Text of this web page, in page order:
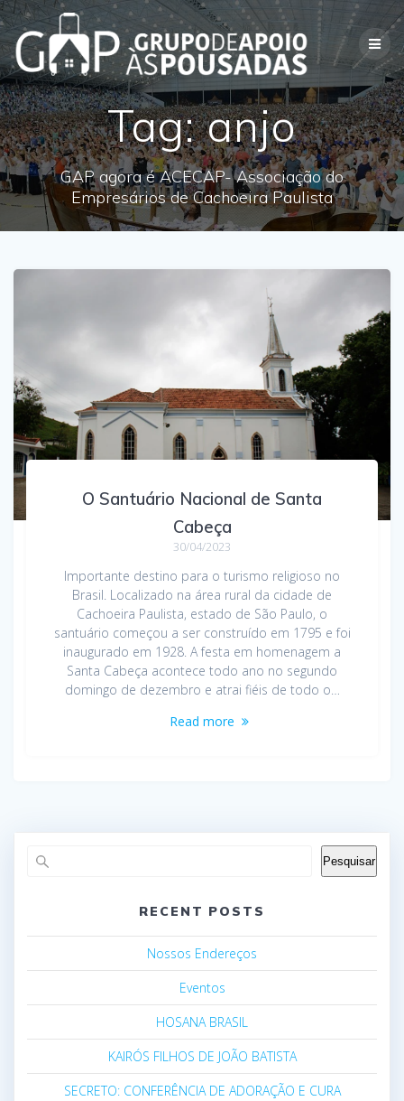
Skip
content
Tag:anjo
GAP agora é ACECAP- Associação do
Empresários de Cachoeira Paulista
O Santuário Nacional de Santa
Cabeça
30/04/2023
Importante destino para o turismo religioso no
Brasil. Localizado na área rural da cidade de
Cachoeira Paulista, estado de São Paulo, o
santuário começou a ser construído em 1795 e foi
inaugurado em 1928. A festa em homenagem a
Santa Cabeça acontece todo ano no segundo
domingo de dezembro e atrai fiéis de todo o…
Read more
Pesquisar
RECENT POSTS
Nossos Endereços
Eventos
HOSANA BRASIL
KAIRÓS FILHOS DE JOÃO BATISTA
SECRETO: CONFERÊNCIA DE ADORAÇÃO E CURA